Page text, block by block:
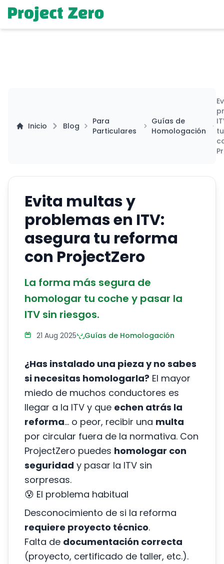
Inicio Blog
Para
Particulares
Guías de
Homologación
Evita multas y
problemas en ITV:
asegura tu reforma
con ProjectZero
La forma más segura de
homologar tu coche y pasar la
ITV sin riesgos.
21 Aug 2025 Guías de Homologación
¿Has instalado una pieza y no sabes
si necesitas homologarla? El mayor
miedo de muchos conductores es
llegar a la ITV y que echen atrás la
reforma… o peor, recibir una multa
por circular fuera de la normativa. Con
ProjectZero puedes homologar con
seguridad y pasar la ITV sin
sorpresas.
😰 El problema habitual
Desconocimiento de si la reforma
requiere proyecto técnico.
Falta de documentación correcta
(proyecto, certificado de taller, etc.).